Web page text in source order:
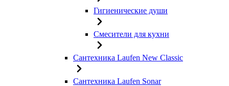
Гигиенические души
Смесители для кухни
Сантехника Laufen New Classic
Сантехника Laufen Sonar